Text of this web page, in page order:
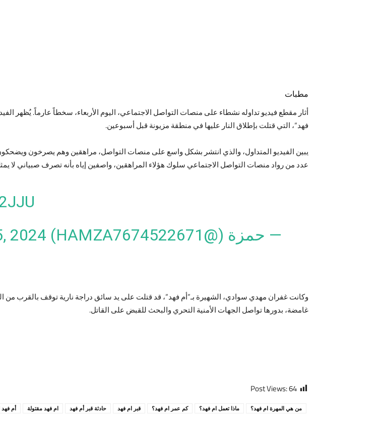
مطبات
أثار مقطع فيديو تداوله نشطاء على منصات التواصل الاجتماعي، اليوم الأربعاء، سخطاً عارماً. يُظهر
فهد”، التي قتلت بإطلاق النار عليها في منطقة مزيونة قبل أسبوعين.
يبين الفيديو المتداول، والذي انتشر بشكل واسع على منصات التواصل، مراهقين وهم يصرخون ويضحكون
عدد من رواد منصات التواصل الاجتماعي سلوك هؤلاء المراهقين، واصفين إياه بأنه تصرف صبياني لا يمثل
— حمزة (@HAMZA7674522671)
2024
وكانت غفران مهدي سوادي، الشهيرة بـ”أم فهد”، قد قتلت على يد سائق دراجة نارية توقف بالقرب من
غامضة، بدورها تواصل الجهات الأمنية التحري والبحث للقبض على القاتل.
Post Views:64
أم فهد ام فهد مقتولة حادثة قبر أم فهد قبر ام فهد كم عمر ام فهد؟ ماذا تعمل ام فهد؟ من هي المهرة ام فهد؟